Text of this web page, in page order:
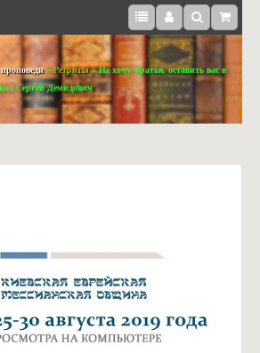
»Ретриты» Не хочу, братья, оставить вас в
| Сергей Демидович